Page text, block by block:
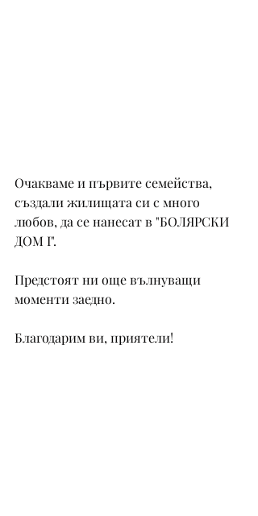
Очакваме и първите семейства,
създали жилищата си с много
любов, да се нанесат в "БОЛЯРСКИ
ДОМ I".
Предстоят ни още вълнуващи
моменти заедно.
Благодарим ви, приятели!